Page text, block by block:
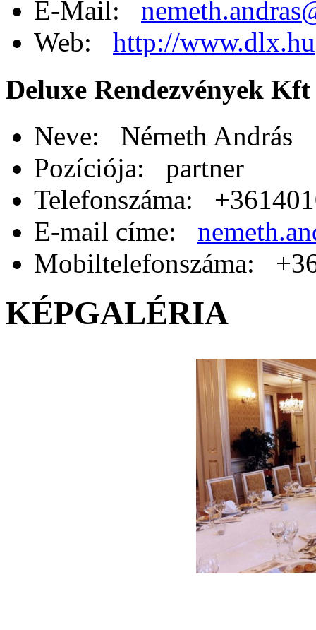
E-Mail:
Web: http://www.dlx.hu
Deluxe Rendezvények
Neve: Németh András
Pozíciója: partner
Telefonszáma:
E-mail címe:
Mobiltelefonszáma:
KÉPGALÉRIA